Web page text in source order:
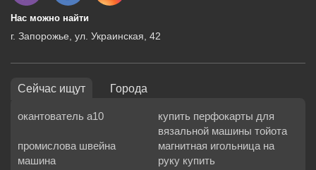
Нас можно найти
г. Запорожье, ул. Украинская, 42
Сейчас ищут Города
окантователь а10
купить перфокарты для
вязальной машины тойота
промислова швейна
машина
магнитная игольница на
руку купить